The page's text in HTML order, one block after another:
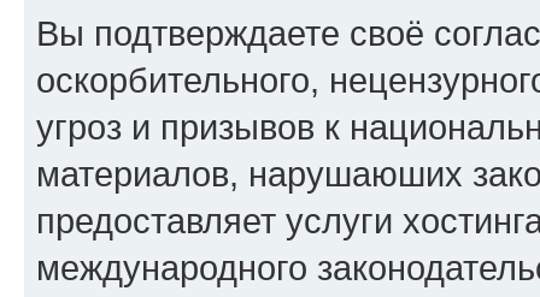
Вы подтверждаете своё
оскорбительного,
угроз и призывов к
материалов, нарушаюших
предоставляет услуги
международного